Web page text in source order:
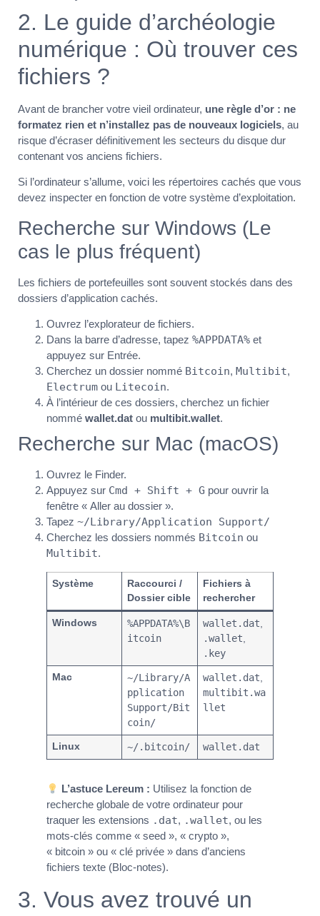
2. Le guide d’archéologie
numérique : Où trouver ces
fichiers ?
Avant de brancher votre vieil ordinateur, une règle d’or : ne
formatez rien et n’installez pas de nouveaux logiciels, au
risque d’écraser définitivement les secteurs du disque dur
contenant vos anciens fichiers.
Si l’ordinateur s’allume, voici les répertoires cachés que vous
devez inspecter en fonction de votre système d’exploitation.
Recherche sur Windows (Le
cas le plus fréquent)
Les fichiers de portefeuilles sont souvent stockés dans des
dossiers d’application cachés.
Ouvrez l’explorateur de fichiers.
Dans la barre d’adresse, tapez %APPDATA% et
appuyez sur Entrée.
Cherchez un dossier nommé Bitcoin, Multibit,
Electrum ou Litecoin.
À l’intérieur de ces dossiers, cherchez un fichier
nommé wallet.dat ou multibit.wallet.
Recherche sur Mac (macOS)
Ouvrez le Finder.
Appuyez sur Cmd + Shift + G pour ouvrir la
fenêtre « Aller au dossier ».
Tapez ~/Library/Application Support/
Cherchez les dossiers nommés Bitcoin ou
Multibit.
Système
Raccourci /
Dossier cible
Fichiers à
rechercher
Windows
%APPDATA%\B
itcoin
wallet.dat,
.wallet,
.key
Mac
~/Library/A
pplication
Support/Bit
coin/
wallet.dat,
multibit.wa
llet
Linux ~/.bitcoin/ wallet.dat
L’astuce Lereum : Utilisez la fonction de
recherche globale de votre ordinateur pour
traquer les extensions .dat, .wallet, ou les
mots-clés comme « seed », « crypto »,
« bitcoin » ou « clé privée » dans d’anciens
fichiers texte (Bloc-notes).
3. Vous avez trouvé un